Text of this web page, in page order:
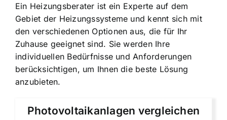
Ein Heizungsberater ist ein Experte auf dem
Gebiet der Heizungssysteme und kennt sich mit
den verschiedenen Optionen aus, die für Ihr
Zuhause geeignet sind. Sie werden Ihre
individuellen Bedürfnisse und Anforderungen
berücksichtigen, um Ihnen die beste Lösung
anzubieten.
Photovoltaikanlagen vergleichen